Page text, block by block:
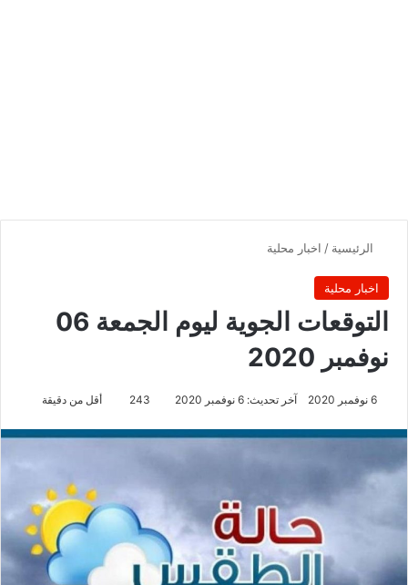
الرئيسية / اخبار محلية
اخبار محلية
التوقعات الجوية ليوم الجمعة 06
نوفمبر 2020
6 نوفمبر 2020 آخر تحديث: 6 نوفمبر 2020 243 أقل من دقيقة